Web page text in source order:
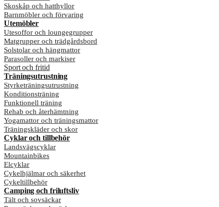
Skoskåp och hatthyllor
Barnmöbler och förvaring
Utemöbler
Utesoffor och loungegrupper
Matgrupper och trädgårdsbord
Solstolar och hängmattor
Parasoller och markiser
Sport och fritid
Träningsutrustning
Styrketräningsutrustning
Konditionsträning
Funktionell träning
Rehab och återhämtning
Yogamattor och träningsmattor
Träningskläder och skor
Cyklar och tillbehör
Landsvägscyklar
Mountainbikes
Elcyklar
Cykelhjälmar och säkerhet
Cykeltillbehör
Camping och friluftsliv
Tält och sovsäckar